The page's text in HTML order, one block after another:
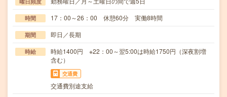
時間 17：00～26：00 休憩60分 実働8時間
期間 即日／長期
時給
時給1400円 ※22：00～翌5:00は時給1750円（深夜割増
含む）
交通費
交通費別途支給